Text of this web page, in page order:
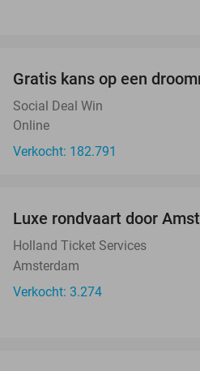
Gratis kans op een
Social Deal Win
Online
Verkocht: 182.791
Luxe rondvaart door
Holland Ticket Services
Amsterdam
Verkocht: 3.274